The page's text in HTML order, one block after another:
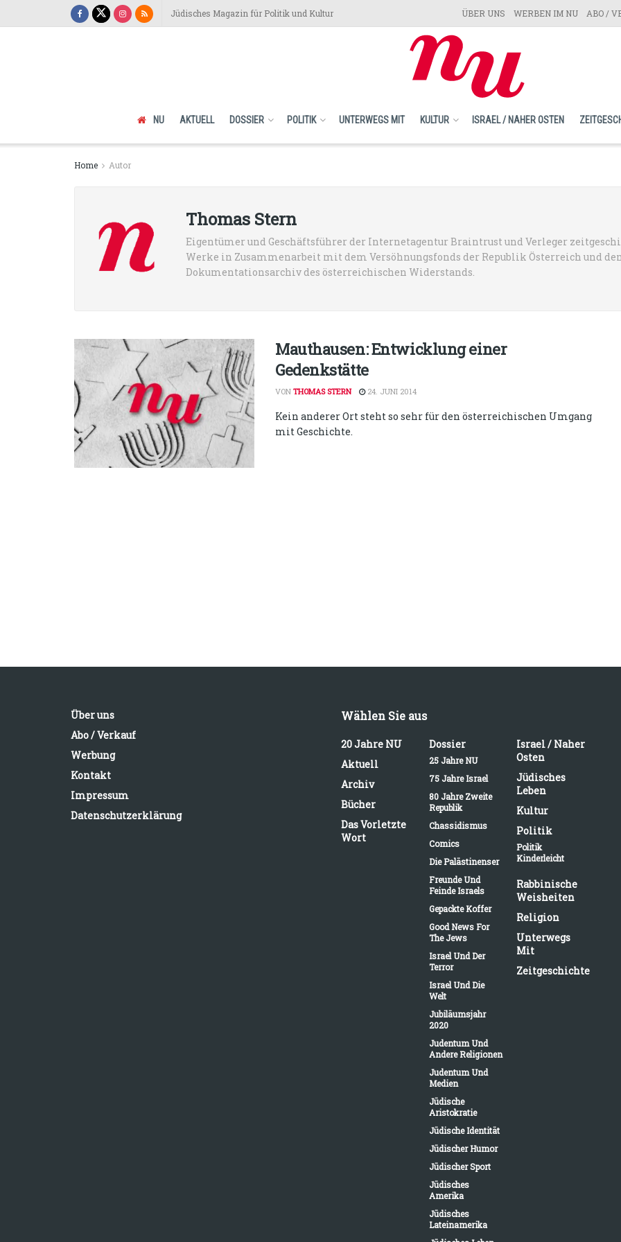
Jüdisches Magazin für Politik und Kultur ÜBER UNS WERBEN IM NU ABO /
NU AKTUELL DOSSIER POLITIK UNTERWEGS MIT KULTUR ISRAEL / NAHER OSTEN
Home Autor
Thomas Stern
Eigentümer und Geschäftsführer der Internetagentur Braintrust und Verleger
Werke in Zusammenarbeit mit dem Versöhnungsfonds der Republik Österreich und
Dokumentationsarchiv des österreichischen Widerstands.
Mauthausen: Entwicklung einer
Gedenkstätte
VON THOMAS STERN 24. JUNI 2014
Kein anderer Ort steht so sehr für den österreichischen Umgang
mit Geschichte.
Über uns
Abo / Verkauf
Werbung
Kontakt
Impressum
Datenschutzerklärung
Wählen Sie aus
20 Jahre NU
Aktuell
Archiv
Bücher
Das Vorletzte
Wort
Dossier
25 Jahre NU
75 Jahre Israel
80 Jahre Zweite
Republik
Chassidismus
Comics
Die Palästinenser
Freunde Und
Feinde Israels
Gepackte Koffer
Good News For
The Jews
Israel Und Der
Terror
Israel Und Die
Welt
Jubiläumsjahr
2020
Judentum Und
Andere Religionen
Judentum Und
Medien
Jüdische
Aristokratie
Jüdische Identität
Jüdischer Humor
Jüdischer Sport
Jüdisches
Amerika
Jüdisches
Lateinamerika
Israel / Naher
Osten
Jüdisches
Leben
Kultur
Politik
Politik
Kinderleicht
Rabbinische
Weisheiten
Religion
Unterwegs
Mit
Zeitgeschichte